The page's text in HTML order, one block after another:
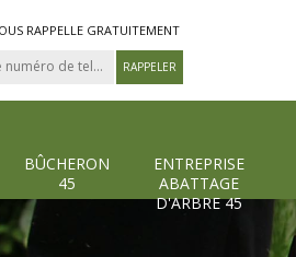
RAPPELLE GRATUITEMENT
BÛCHERON
45
ENTREPRISE
ABATTAGE
D'ARBRE 45